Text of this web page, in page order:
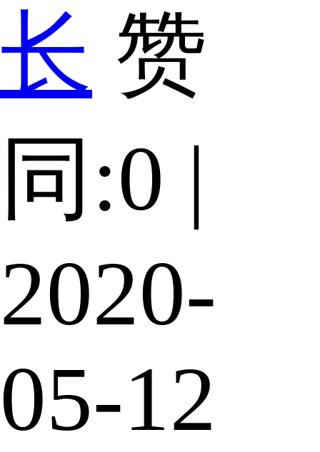
长 赞
同:0 |
2020-
05-12